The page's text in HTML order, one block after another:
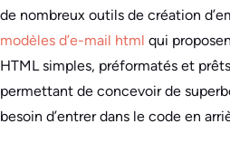
de nombreux outils de création
modèles d’e-mail html qui
HTML simples, préformatés et
permettant de concevoir de
besoin d’entrer dans le code en